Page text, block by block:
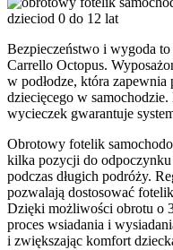
Bezpieczeństwo i wygoda
Carrello Octopus.
w podłodze, która
dziecięcego w
wycieczek gwarantuje
Obrotowy fotelik
kilka pozycji do
podczas długich podróży.
pozwalają dostosować
Dzięki możliwości obrotu o
proces wsiadania i
i zwiększając komfort